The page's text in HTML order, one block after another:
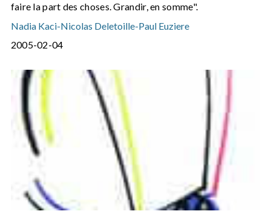
faire la part des choses. Grandir, en somme".
Nadia Kaci-Nicolas Deletoille-Paul Euziere
2005-02-04